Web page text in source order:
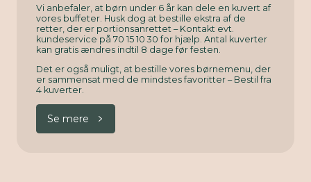
Vi anbefaler, at børn under 6 år kan dele en kuvert af
vores buffeter. Husk dog at bestille ekstra af de
retter, der er portionsanrettet – Kontakt evt.
kundeservice på 70 15 10 30 for hjælp. Antal kuverter
kan gratis ændres indtil 8 dage før festen.
Det er også muligt, at bestille vores børnemenu, der
er sammensat med de mindstes favoritter – Bestil fra
4 kuverter.
Se mere